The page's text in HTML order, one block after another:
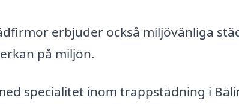
erbjuder också miljövänliga
på miljön.
specialitet inom trappstädning i